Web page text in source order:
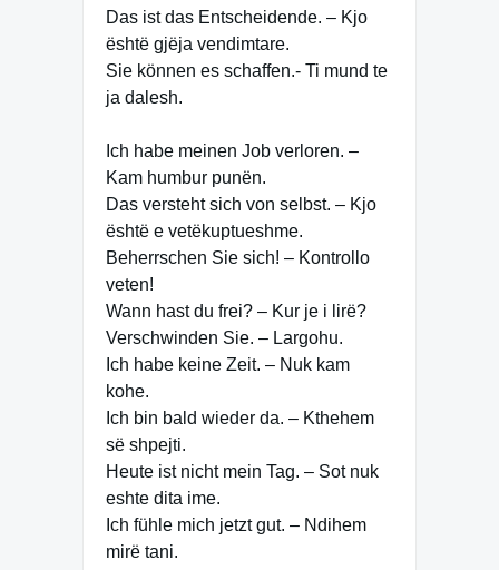
Das ist das Entscheidende. – Kjo
është gjëja vendimtare.
Sie können es schaffen.- Ti mund te
ja dalesh.
Ich habe meinen Job verloren. –
Kam humbur punën.
Das versteht sich von selbst. – Kjo
është e vetëkuptueshme.
Beherrschen Sie sich! – Kontrollo
veten!
Wann hast du frei? – Kur je i lirë?
Verschwinden Sie. – Largohu.
Ich habe keine Zeit. – Nuk kam
kohe.
Ich bin bald wieder da. – Kthehem
së shpejti.
Heute ist nicht mein Tag. – Sot nuk
eshte dita ime.
Ich fühle mich jetzt gut. – Ndihem
mirë tani.